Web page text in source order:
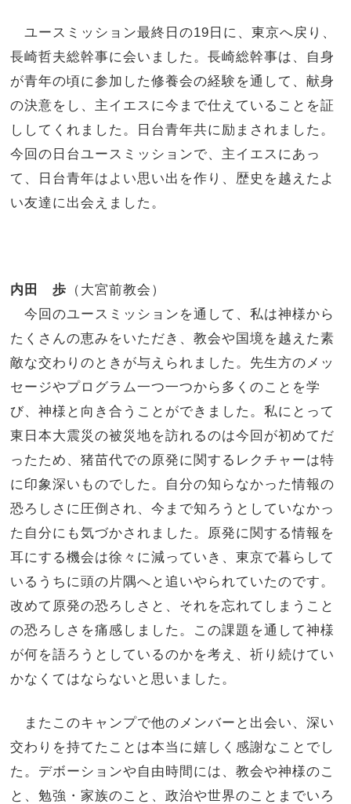
ユースミッション最終日の19日に、東京へ戻り、
長崎哲夫総幹事に会いました。長崎総幹事は、自身
が青年の頃に参加した修養会の経験を通して、献身
の決意をし、主イエスに今まで仕えていることを証
ししてくれました。日台青年共に励まされました。
今回の日台ユースミッションで、主イエスにあっ
て、日台青年はよい思い出を作り、歴史を越えたよ
い友達に出会えました。
内田 歩 （大宮前教会）
今回のユースミッションを通して、私は神様から
たくさんの恵みをいただき、教会や国境を越えた素
敵な交わりのときが与えられました。先生方のメッ
セージやプログラム一つ一つから多くのことを学
び、神様と向き合うことができました。私にとって
東日本大震災の被災地を訪れるのは今回が初めてだ
ったため、猪苗代での原発に関するレクチャーは特
に印象深いものでした。自分の知らなかった情報の
恐ろしさに圧倒され、今まで知ろうとしていなかっ
た自分にも気づかされました。原発に関する情報を
耳にする機会は徐々に減っていき、東京で暮らして
いるうちに頭の片隅へと追いやられていたのです。
改めて原発の恐ろしさと、それを忘れてしまうこと
の恐ろしさを痛感しました。この課題を通して神様
が何を語ろうとしているのかを考え、祈り続けてい
かなくてはならないと思いました。
またこのキャンプで他のメンバーと出会い、深い
交わりを持てたことは本当に嬉しく感謝なことでし
た。デボーションや自由時間には、教会や神様のこ
と、勉強・家族のこと、政治や世界のことまでいろ